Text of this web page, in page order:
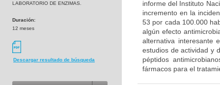
LABORATORIO DE ENZIMAS.
Duración:
12 meses
Descargar resultado de búsqueda
informe del Instituto
incremento en la
53 por cada 100.000
algún efecto
alternativa interesante
estudios de actividad y
péptidos
fármacos para el